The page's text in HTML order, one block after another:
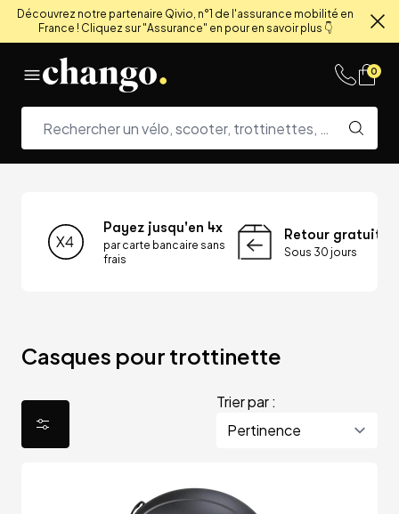
Découvrez notre partenaire Qivio, n°1 de l'assurance mobilité en
France ! Cliquez sur "Assurance" en pour en savoir plus 👇
0
Payez jusqu'en 4x
par carte bancaire sans
frais
Retour gratuit
Sous 30 jours
Casques pour trottinette
Trier par :